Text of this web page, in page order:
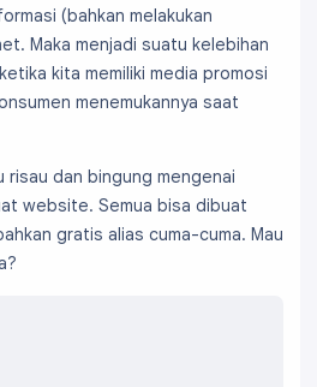
(bahkan melakukan
Maka menjadi suatu kelebihan
kita memiliki media promosi
menemukannya saat
risau dan bingung mengenai
website. Semua bisa dibuat
gratis alias cuma-cuma. Mau